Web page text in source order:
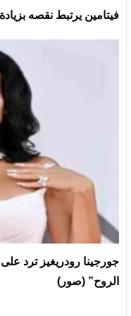
فيتامين يرتبط نقصه
جورجينا رودريغيز ترد
الروح” (صور)